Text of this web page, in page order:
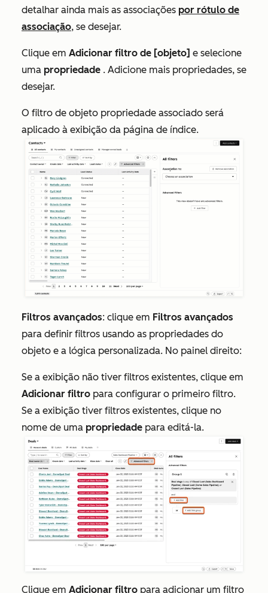
detalhar ainda mais as associações por rótulo de
associação, se desejar.
Clique em Adicionar filtro de [objeto] e selecione
uma propriedade . Adicione mais propriedades, se
desejar.
O filtro de objeto propriedade associado será
aplicado à exibição da página de índice.
Filtros avançados: clique em Filtros avançados
para definir filtros usando as propriedades do
objeto e a lógica personalizada. No painel direito:
Se a exibição não tiver filtros existentes, clique em
Adicionar filtro para configurar o primeiro filtro.
Se a exibição tiver filtros existentes, clique no
nome de uma propriedade para editá-la.
Clique em Adicionar filtro para adicionar um filtro